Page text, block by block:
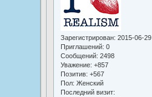
Зарегистрирован: 2015-06-29
Приглашений: 0
Сообщений: 2498
Уважение: +857
Позитив: +567
Пол: Женский
Последний визит: